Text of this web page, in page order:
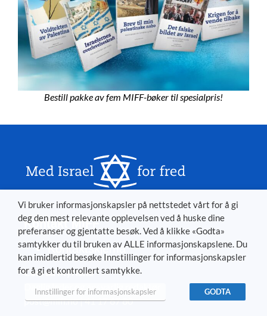
Bestill pakke av fem MIFF-bøker til spesialpris!
Kontakt MIFF
Kontaktskjema
Conrad Myrland
Daglig leder og ansvarlig redaktør
post@miff.no | 41 17 67 80
Vi bruker informasjonskapsler på nettstedet vårt for å gi
deg den mest relevante opplevelsen ved å huske dine
preferanser og gjentatte besøk. Ved å klikke «Godta»
samtykker du til bruken av ALLE informasjonskapslene. Du
kan imidlertid besøke Innstillinger for informasjonskapsler
for å gi et kontrollert samtykke.
Innstillinger for informasjonskapsler GODTA